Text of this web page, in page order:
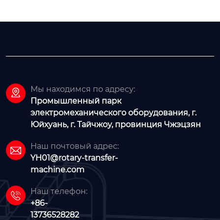

Мы находимся по адресу:
Промышленный парк
электромеханического оборудования, г.
Юйхуань, г. Тайчжоу, провинция Чжэцзян

Наш почтовый адрес:
YH01@rotary-transfer-
machine.com

Наш телефон:
+86-
13736528282